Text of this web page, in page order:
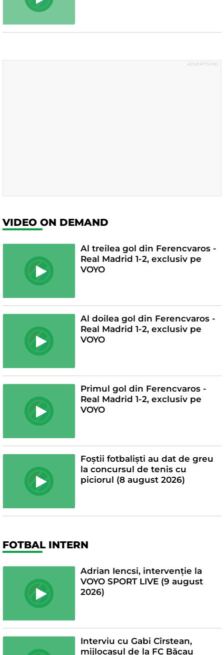
VIDEO ON DEMAND
Al treilea gol din Ferencvaros -
Real Madrid 1-2, exclusiv pe
VOYO
Al doilea gol din Ferencvaros -
Real Madrid 1-2, exclusiv pe
VOYO
Primul gol din Ferencvaros -
Real Madrid 1-2, exclusiv pe
VOYO
Foștii fotbaliști au dat de greu
la concursul de tenis cu
piciorul (8 august 2026)
FOTBAL INTERN
Adrian Iencsi, intervenție la
VOYO SPORT LIVE (9 august
2026)
Interviu cu Gabi Cîrstean,
mijlocașul de la FC Băcau